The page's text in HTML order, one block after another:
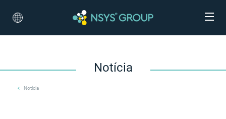
Notícia
Notícia